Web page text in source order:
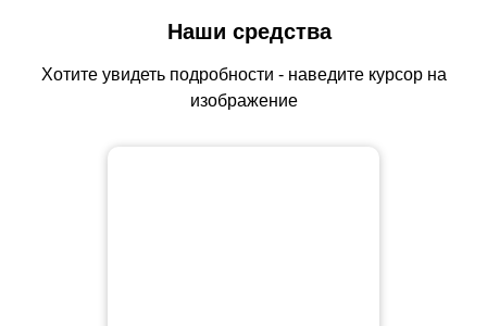
Наши средства
Хотите увидеть подробности - наведите курсор на
изображение